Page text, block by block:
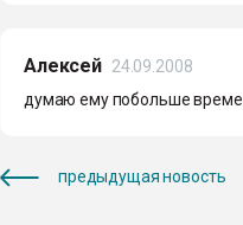
Алексей 24.09.2008
думаю ему побольше
предыдущая новость